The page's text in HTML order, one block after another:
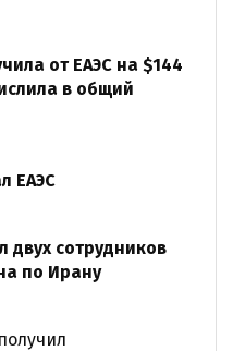
от ЕАЭС на $144
в общий
ЕАЭС
двух сотрудников
по Ирану